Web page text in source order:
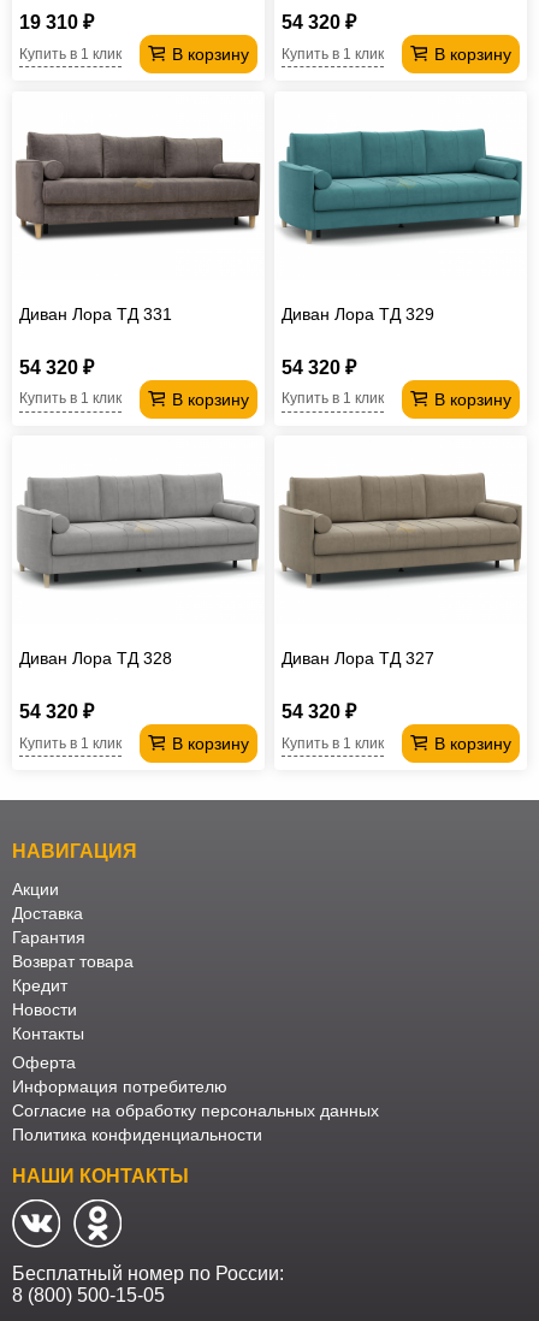
19 310 ₽
В корзину
Купить в 1 клик
54 320 ₽
В корзину
Купить в 1 клик
Диван Лора ТД 331
54 320 ₽
В корзину
Купить в 1 клик
Диван Лора ТД 329
54 320 ₽
В корзину
Купить в 1 клик
Диван Лора ТД 328
54 320 ₽
В корзину
Купить в 1 клик
Диван Лора ТД 327
54 320 ₽
В корзину
Купить в 1 клик
НАВИГАЦИЯ
Акции
Доставка
Гарантия
Возврат товара
Кредит
Новости
Контакты
Оферта
Информация потребителю
Согласие на обработку персональных данных
Политика конфиденциальности
НАШИ КОНТАКТЫ
Бесплатный номер по России:
8 (800) 500-15-05